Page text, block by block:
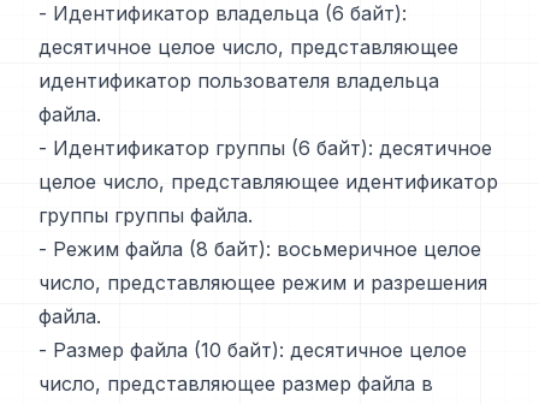
- Идентификатор владельца (6 байт):
десятичное целое число, представляющее
идентификатор пользователя владельца
файла.
- Идентификатор группы (6 байт): десятичное
целое число, представляющее идентификатор
группы группы файла.
- Режим файла (8 байт): восьмеричное целое
число, представляющее режим и разрешения
файла.
- Размер файла (10 байт): десятичное целое
число, представляющее размер файла в